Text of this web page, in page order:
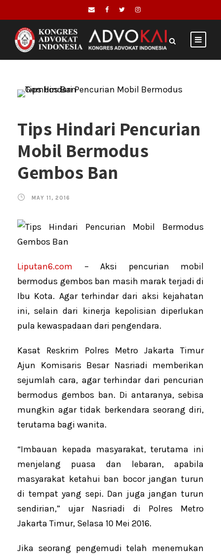
Tips Hindari Pencurian
Mobil Bermodus
Gembos Ban
MAY 11, 2016
Liputan6.com – Aksi pencurian mobil
bermodus gembos ban masih marak terjadi di
Ibu Kota. Agar terhindar dari aksi kejahatan
ini, selain dari kinerja kepolisian diperlukan
pula kewaspadaan dari pengendara.
Kasat Reskrim Polres Metro Jakarta Timur
Ajun Komisaris Besar Nasriadi memberikan
sejumlah cara, agar terhindar dari pencurian
bermodus gembos ban. Di antaranya, sebisa
mungkin agar tidak berkendara seorang diri,
terutama bagi wanita.
“Imbauan kepada masyarakat, terutama ini
menjelang puasa dan lebaran, apabila
masyarakat ketahui ban bocor jangan turun
di tempat yang sepi. Dan juga jangan turun
sendirian,” ujar Nasriadi di Polres Metro
Jakarta Timur, Selasa 10 Mei 2016.
Jika seorang pengemudi telah menemukan